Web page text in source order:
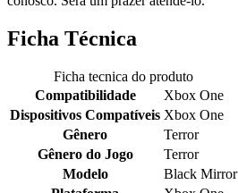
Ficha Técnica
Ficha tecnica do produto
Compatibilidade
Xbox One
Dispositivos Compatíveis Xbox One
Gênero
Terror
Gênero do Jogo
Terror
Modelo
Black Mirror